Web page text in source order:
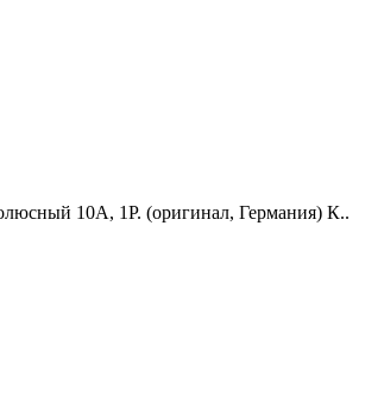
10А, 1Р. (оригинал, Германия) К..